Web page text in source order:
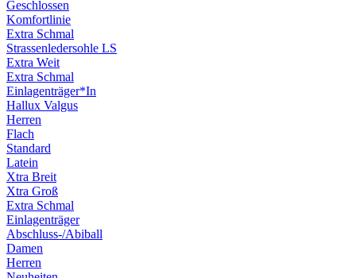
Geschlossen
Komfortlinie
Extra Schmal
Strassenledersohle LS
Extra Weit
Extra Schmal
Einlagenträger*In
Hallux Valgus
Herren
Flach
Standard
Latein
Xtra Breit
Xtra Groß
Extra Schmal
Einlagenträger
Abschluss-/Abiball
Damen
Herren